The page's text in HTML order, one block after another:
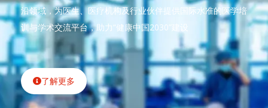
沿领域，为医生、医疗机构及行业伙伴提供国际水准的医学培
训与学术交流平台，助力“健康中国2030”建设
了解更多